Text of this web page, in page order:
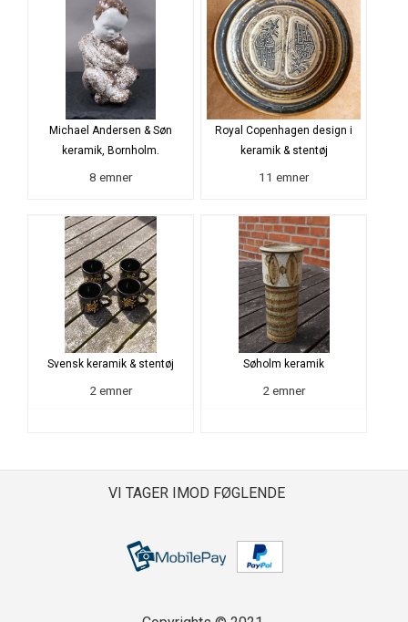
Michael Andersen & Søn
keramik, Bornholm.
8 emner
Royal Copenhagen design i
keramik & stentøj
11 emner
Svensk keramik & stentøj
2 emner
Søholm keramik
2 emner
VI TAGER IMOD FØGLENDE